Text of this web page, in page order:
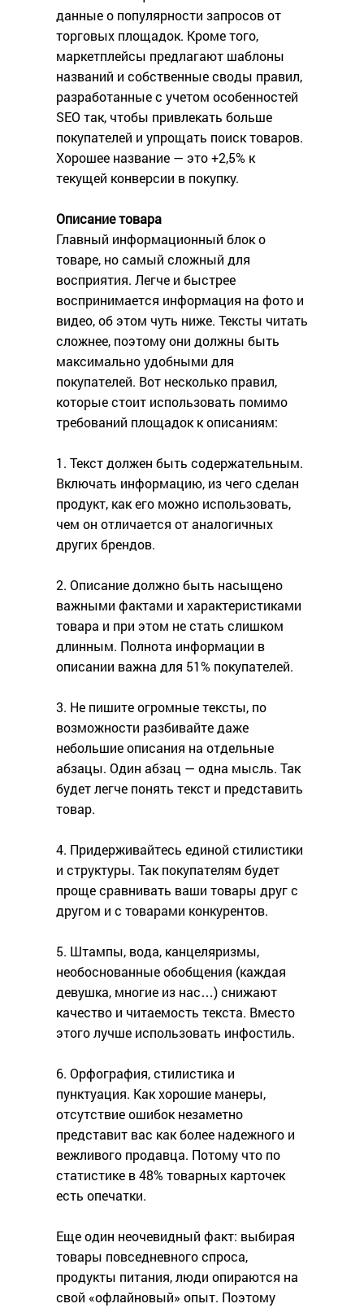
данные о популярности запросов от
торговых площадок. Кроме того,
маркетплейсы предлагают шаблоны
названий и собственные своды правил,
разработанные с учетом особенностей
SEO так, чтобы привлекать больше
покупателей и упрощать поиск товаров.
Хорошее название — это +2,5% к
текущей конверсии в покупку.
Описание товара
Главный информационный блок о
товаре, но самый сложный для
восприятия. Легче и быстрее
воспринимается информация на фото и
видео, об этом чуть ниже. Тексты читать
сложнее, поэтому они должны быть
максимально удобными для
покупателей. Вот несколько правил,
которые стоит использовать помимо
требований площадок к описаниям:
1. Текст должен быть содержательным.
Включать информацию, из чего сделан
продукт, как его можно использовать,
чем он отличается от аналогичных
других брендов.
2. Описание должно быть насыщено
важными фактами и характеристиками
товара и при этом не стать слишком
длинным. Полнота информации в
описании важна для 51% покупателей.
3. Не пишите огромные тексты, по
возможности разбивайте даже
небольшие описания на отдельные
абзацы. Один абзац — одна мысль. Так
будет легче понять текст и представить
товар.
4. Придерживайтесь единой стилистики
и структуры. Так покупателям будет
проще сравнивать ваши товары друг с
другом и с товарами конкурентов.
5. Штампы, вода, канцеляризмы,
необоснованные обобщения (каждая
девушка, многие из нас…) снижают
качество и читаемость текста. Вместо
этого лучше использовать инфостиль.
6. Орфография, стилистика и
пунктуация. Как хорошие манеры,
отсутствие ошибок незаметно
представит вас как более надежного и
вежливого продавца. Потому что по
статистике в 48% товарных карточек
есть опечатки.
Еще один неочевидный факт: выбирая
товары повседневного спроса,
продукты питания, люди опираются на
свой «офлайновый» опыт. Поэтому